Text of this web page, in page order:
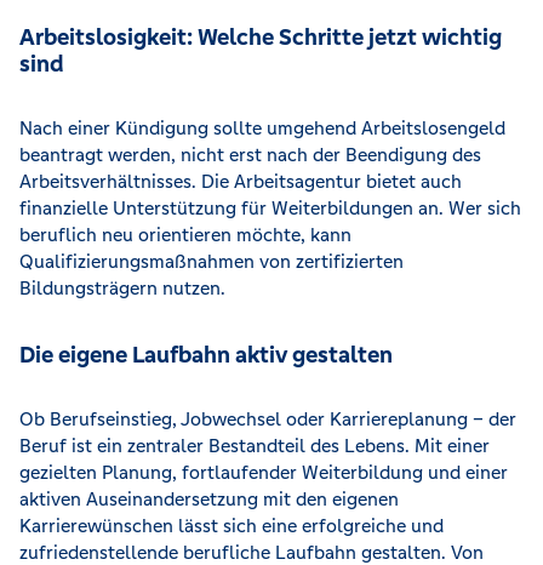
Arbeitslosigkeit: Welche Schritte jetzt wichtig
sind
Nach einer Kündigung sollte umgehend Arbeitslosengeld
beantragt werden, nicht erst nach der Beendigung des
Arbeitsverhältnisses. Die Arbeitsagentur bietet auch
finanzielle Unterstützung für Weiterbildungen an. Wer sich
beruflich neu orientieren möchte, kann
Qualifizierungsmaßnahmen von zertifizierten
Bildungsträgern nutzen.
Die eigene Laufbahn aktiv gestalten
Ob Berufseinstieg, Jobwechsel oder Karriereplanung – der
Beruf ist ein zentraler Bestandteil des Lebens. Mit einer
gezielten Planung, fortlaufender Weiterbildung und einer
aktiven Auseinandersetzung mit den eigenen
Karrierewünschen lässt sich eine erfolgreiche und
zufriedenstellende berufliche Laufbahn gestalten. Von